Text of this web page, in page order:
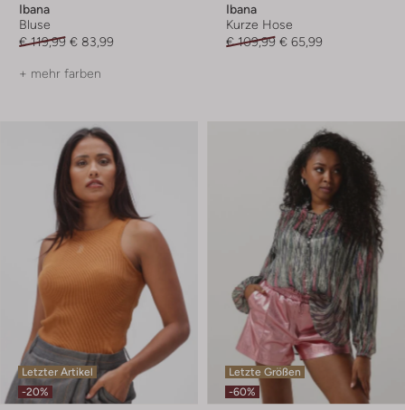
Ibana
Bluse
€ 119,99 € 83,99
+ mehr farben
Ibana
Kurze Hose
€ 109,99 € 65,99
Letzter Artikel
-20%
Letzte Größen
-60%